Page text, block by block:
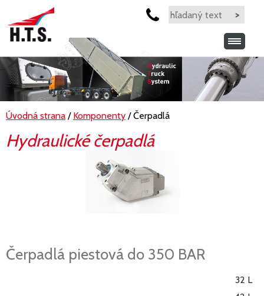
Úvodná strana / Komponenty / Čerpadlá
Hydraulické čerpadlá
Čerpadlá piestová do 350 BAR
32 L